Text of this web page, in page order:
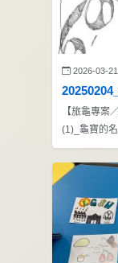
2026-03-21
【旅龜專案
(1)_龜寶的名